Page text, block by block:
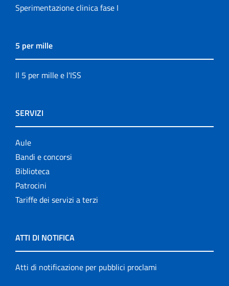
Sperimentazione clinica fase I
5 per mille
Il 5 per mille e l'ISS
SERVIZI
Aule
Bandi e concorsi
Biblioteca
Patrocini
Tariffe dei servizi a terzi
ATTI DI NOTIFICA
Atti di notificazione per pubblici proclami